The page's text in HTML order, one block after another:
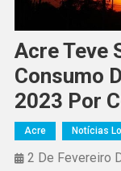
Acre Teve
Consumo
2023 Por
Acre Notícias
2 De Fevereiro